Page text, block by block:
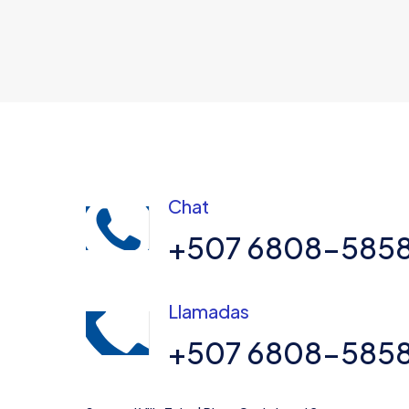
Chat
+507 6808-
Llamadas
+507 6808-